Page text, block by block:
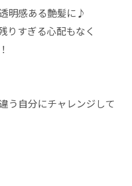
明感ある艶髪に♪
りすぎる心配もなく
う自分にチャレンジして